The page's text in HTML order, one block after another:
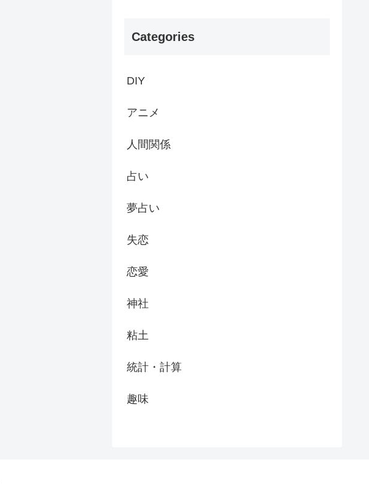
Categories
DIY
アニメ
人間関係
占い
夢占い
失恋
恋愛
神社
粘土
統計・計算
趣味